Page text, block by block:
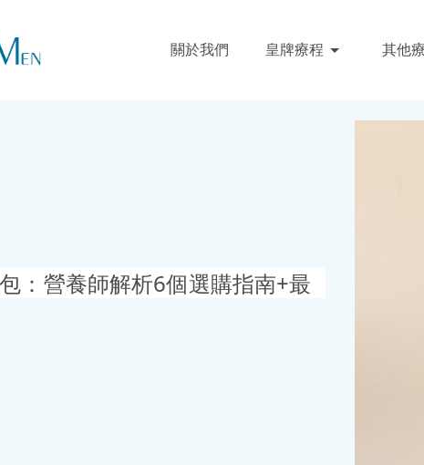
關於我們 皇牌療程 其他
：營養師解析6個選購指南+最